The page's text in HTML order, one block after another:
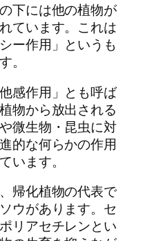
下には他の植物が
ています。これは
ー作用」というも
。
感作用」とも呼ば
物から放出される
微生物・昆虫に対
的な何らかの作用
います。
帰化植物の代表で
ウがあります。セ
リアセチレンとい